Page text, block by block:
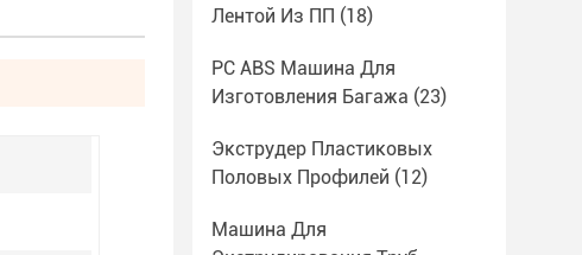
Лентой Из ПП (18)
PC ABS Машина Для
Изготовления Багажа (23)
Экструдер Пластиковых
Половых Профилей (12)
Машина Для